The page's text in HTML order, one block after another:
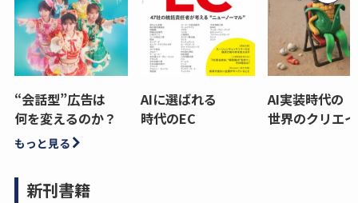
“会話型”広告は
何を変えるのか？
AIに選ばれる
時代のEC
AI実装時代の
世界のクリエ
もっと見る
新刊書籍